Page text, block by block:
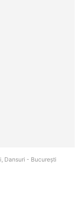
Dansuri - Bucureşti